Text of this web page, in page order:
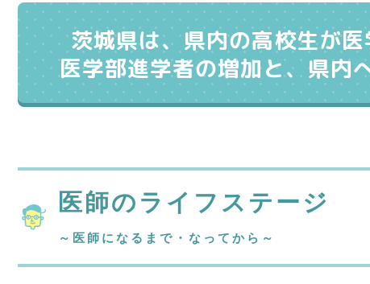
茨城県は、県内の高校生が
医学部進学者の増加と、県内
医師のライフステージ
～医師になるまで・なってから～